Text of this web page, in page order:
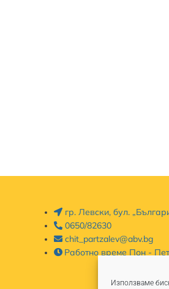
Използваме
гр. Левски, бул.
0650/82630
chit_partzalev@abv.bg
Работно време Пон -